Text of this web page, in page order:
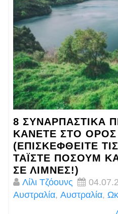
8 ΣΥΝΑΡΠΑΣΤΙΚΆ
ΚΆΝΕΤΕ ΣΤΟ ΌΡΟΣ
(ΕΠΙΣΚΕΦΘΕΊΤΕ
ΤΑΪ́ΣΤΕ ΠΌΣΟΥΜ
ΣΕ ΛΊΜΝΕΣ!)
Λίλι Τζόουνς
Αυστραλία, Αυστραλία,